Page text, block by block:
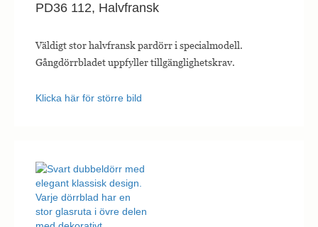
PD36 112, Halvfransk
Väldigt stor halvfransk pardörr i specialmodell.
Gångdörrbladet uppfyller tillgänglighetskrav.
Klicka här för större bild